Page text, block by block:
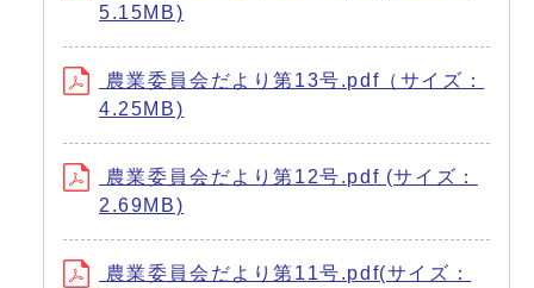
5.15MB)
農業委員会だより第13号.pdf（サイズ：
4.25MB)
農業委員会だより第12号.pdf (サイズ：
2.69MB)
農業委員会だより第11号.pdf(サイズ：